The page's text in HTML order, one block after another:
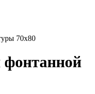
70x80